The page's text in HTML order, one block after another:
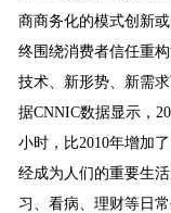
商商务化的模式创新
终围绕消费者信任重
技术、新形势、新需
据CNNIC数据显示，
小时，比2010年增加
经成为人们的重要生
习、看病、理财等日